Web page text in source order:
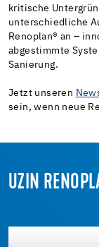
kritische
unterschiedliche
Renoplan® an –
abgestimmte
Sanierung.
Jetzt unseren
sein, wenn neue
UZIN